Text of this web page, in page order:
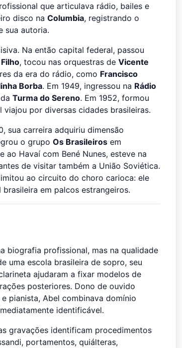
que articulava rádio, bailes e
disco na Columbia, registrando o
sua autoria.
Na então capital federal, passou
, tocou nas orquestras de Vicente
da era do rádio, como Francisco
Borba. Em 1949, ingressou na Rádio
Turma do Sereno. Em 1952, formou
viajou por diversas cidades brasileiras.
sua carreira adquiriu dimensão
o grupo Os Brasileiros em
ao Havaí com Bené Nunes, esteve na
de visitar também a União Soviética.
ao circuito do choro carioca: ele
em palcos estrangeiros.
biografia profissional, mas na qualidade
uma escola brasileira de sopro, seu
ajudaram a fixar modelos de
posteriores. Dono de ouvido
pianista, Abel combinava domínio
identificável.
gravações identificam procedimentos
portamentos, quiálteras,